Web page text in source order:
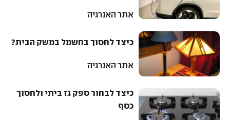
אתר האנרגיה
כיצד לחסוך בחשמל במשק הבית?
אתר האנרגיה
כיצד לבחור ספק גז ביתי ולחסוך
כסף